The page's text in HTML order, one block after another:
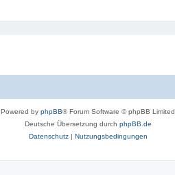
Powered by phpBB® Forum Software © phpBB Limited
Deutsche Übersetzung durch phpBB.de
Datenschutz| Nutzungsbedingungen